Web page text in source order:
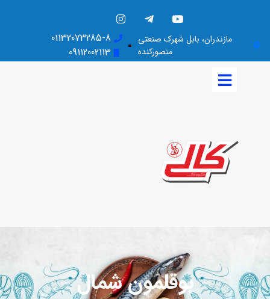
مازندران، بابل شهرک صنعتی
منصورکنده
01132073285-8
09112002113
بوقلمون شمال